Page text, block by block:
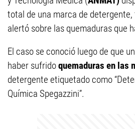
total de una marca de
alertó sobre las quemaduras que
El caso se conoció luego de que
haber sufridoquemaduras en las
detergente etiquetado como
Química Spegazzini”.